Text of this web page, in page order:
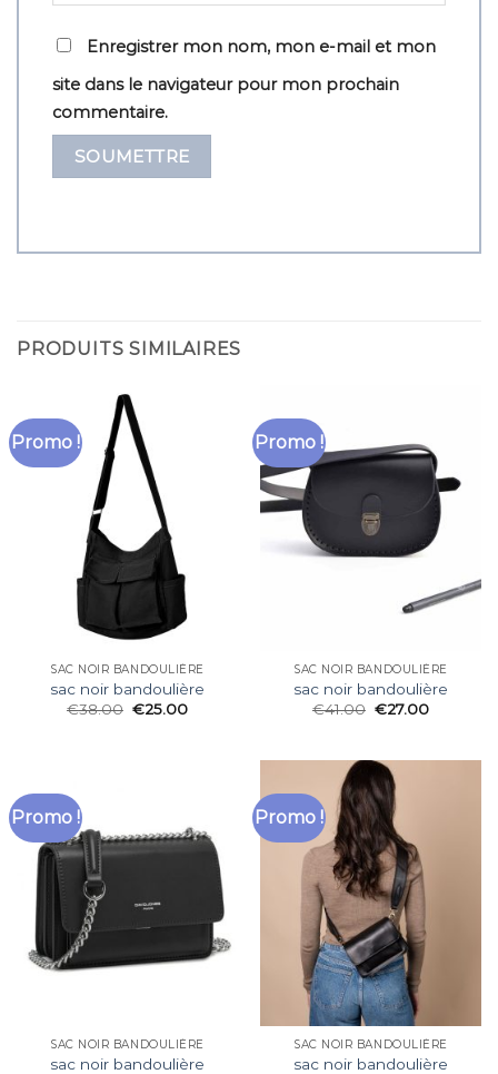
Enregistrer mon nom, mon e-mail et mon
site dans le navigateur pour mon prochain
commentaire.
PRODUITS SIMILAIRES
Promo !
SAC NOIR BANDOULIÈRE
sac noir bandoulière
€38.00 €25.00
Promo !
SAC NOIR BANDOULIÈRE
sac noir bandoulière
€41.00 €27.00
Promo !
SAC NOIR BANDOULIÈRE
sac noir bandoulière
Promo !
SAC NOIR BANDOULIÈRE
sac noir bandoulière